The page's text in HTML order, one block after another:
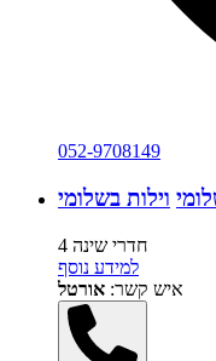
052-9708149
וילות בשלומי
4 חדרי שינה
למידע נוסף
איש קשר: אורטל